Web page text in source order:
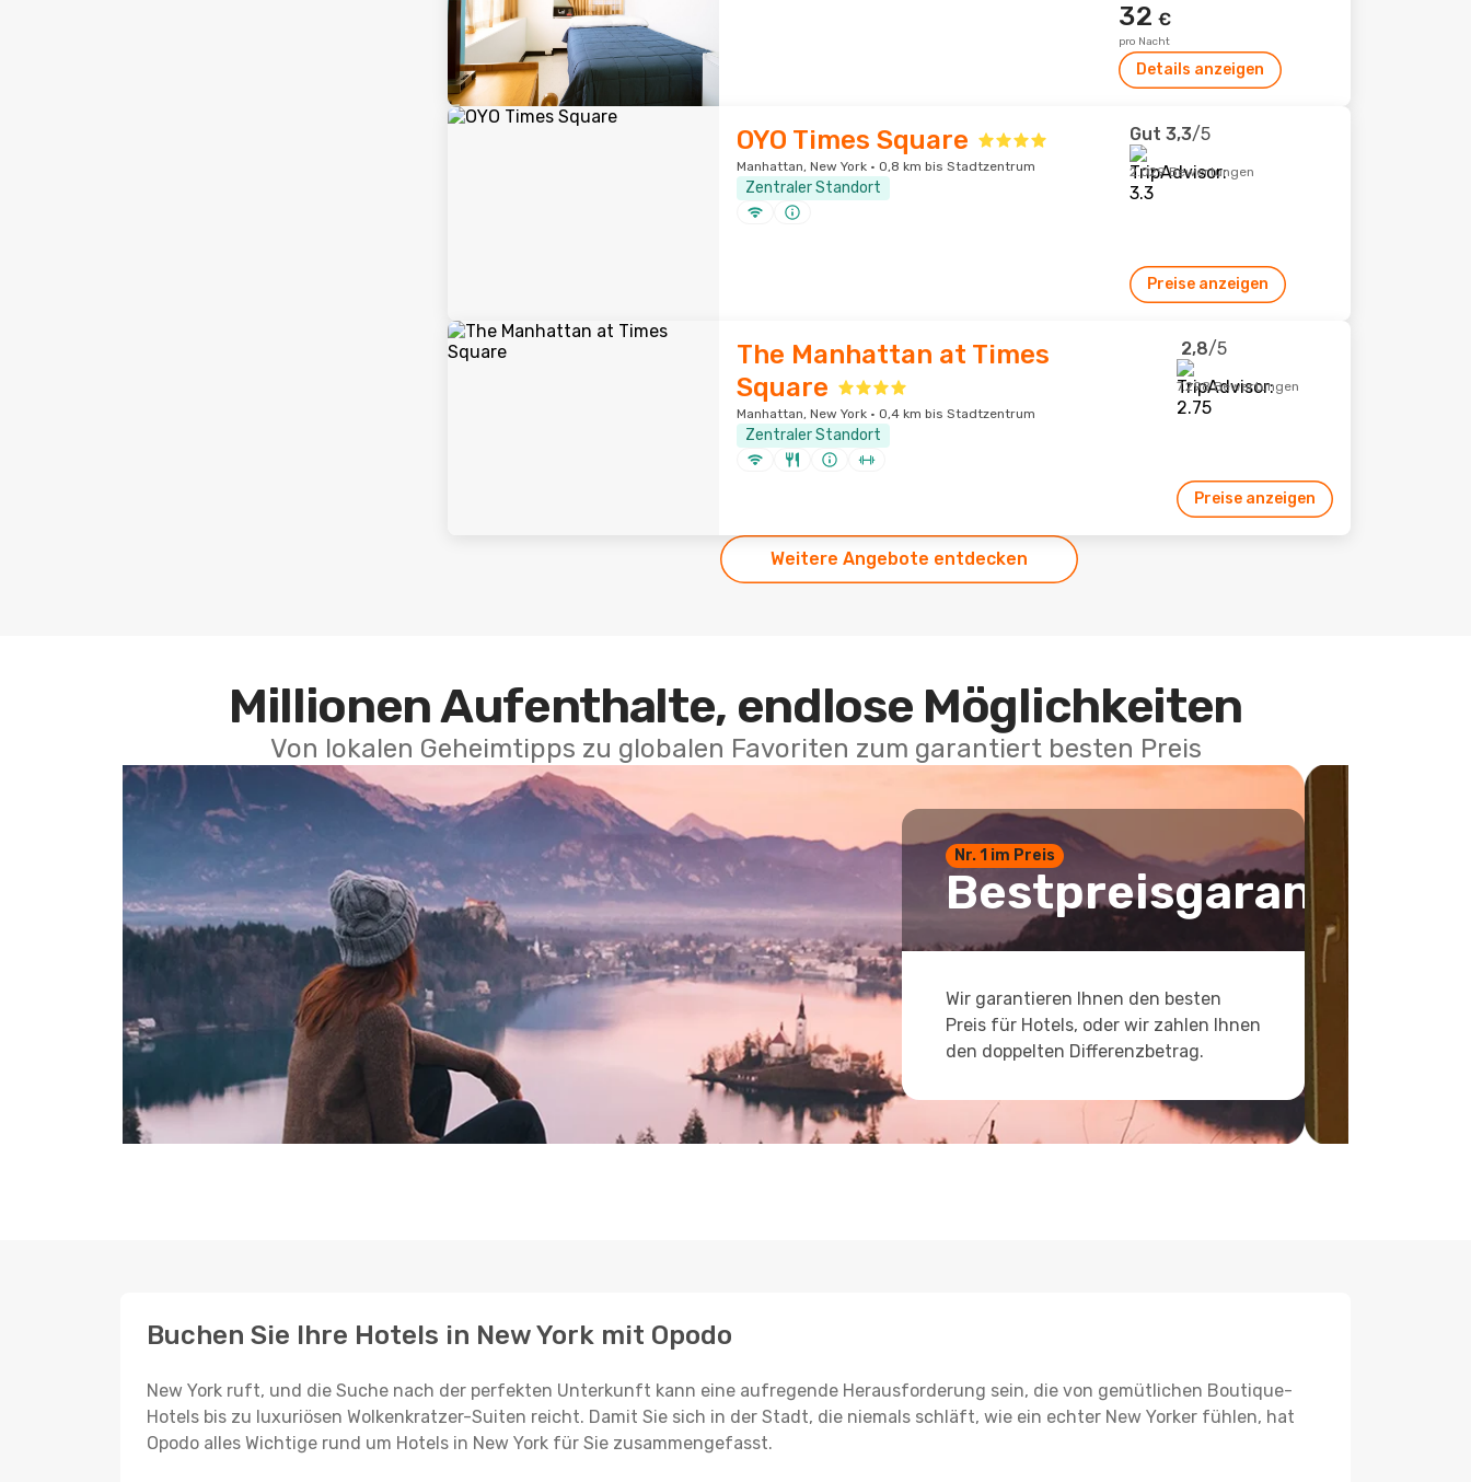
32 €
pro Nacht
Details anzeigen
OYO Times Square
Manhattan, New York · 0,8 km bis Stadtzentrum
Zentraler Standort
Gut 3,3/5
2.029 Bewertungen
Preise anzeigen
The Manhattan at Times
Square
Manhattan, New York · 0,4 km bis Stadtzentrum
Zentraler Standort
2,8/5
7.298 Bewertungen
Preise anzeigen
Weitere Angebote entdecken
Millionen Aufenthalte, endlose Möglichkeiten
Von lokalen Geheimtipps zu globalen Favoriten zum garantiert besten Preis
Nr. 1 im Preis
Bestpreisgarantie
Wir garantieren Ihnen den besten
Preis für Hotels, oder wir zahlen Ihnen
den doppelten Differenzbetrag.
Buchen Sie Ihre Hotels in New York mit Opodo
New York ruft, und die Suche nach der perfekten Unterkunft kann eine aufregende Herausforderung sein, die von gemütlichen Boutique-
Hotels bis zu luxuriösen Wolkenkratzer-Suiten reicht. Damit Sie sich in der Stadt, die niemals schläft, wie ein echter New Yorker fühlen, hat
Opodo alles Wichtige rund um Hotels in New York für Sie zusammengefasst.